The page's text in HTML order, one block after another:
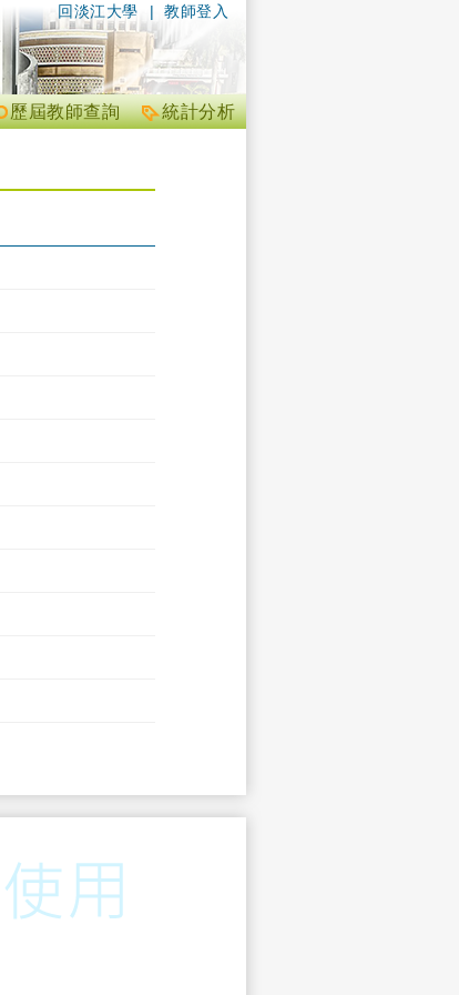
| 教師登入
回淡江大學
統計分析
歷屆教師查詢